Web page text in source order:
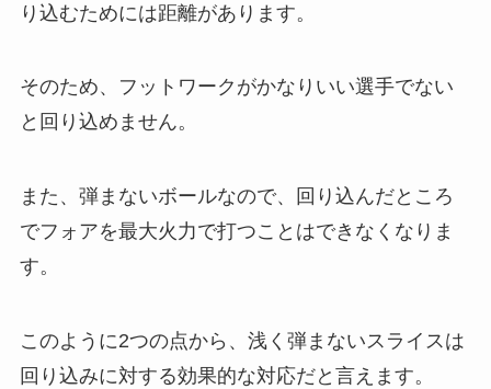
り込むためには距離があります。
そのため、フットワークがかなりいい選手でない
と回り込めません。
また、弾まないボールなので、回り込んだところ
でフォアを最大火力で打つことはできなくなりま
す。
このように2つの点から、浅く弾まないスライスは
回り込みに対する効果的な対応だと言えます。